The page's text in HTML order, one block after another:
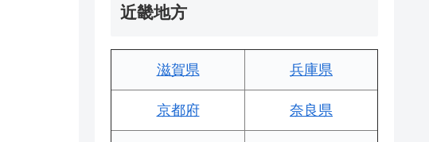
近畿地方
滋賀県 兵庫県
京都府 奈良県